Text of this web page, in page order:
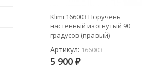
Klimi 166003 Поручень
настенный изогнутый 90
градусов (правый)
Артикул: 166003
5 900 ₽